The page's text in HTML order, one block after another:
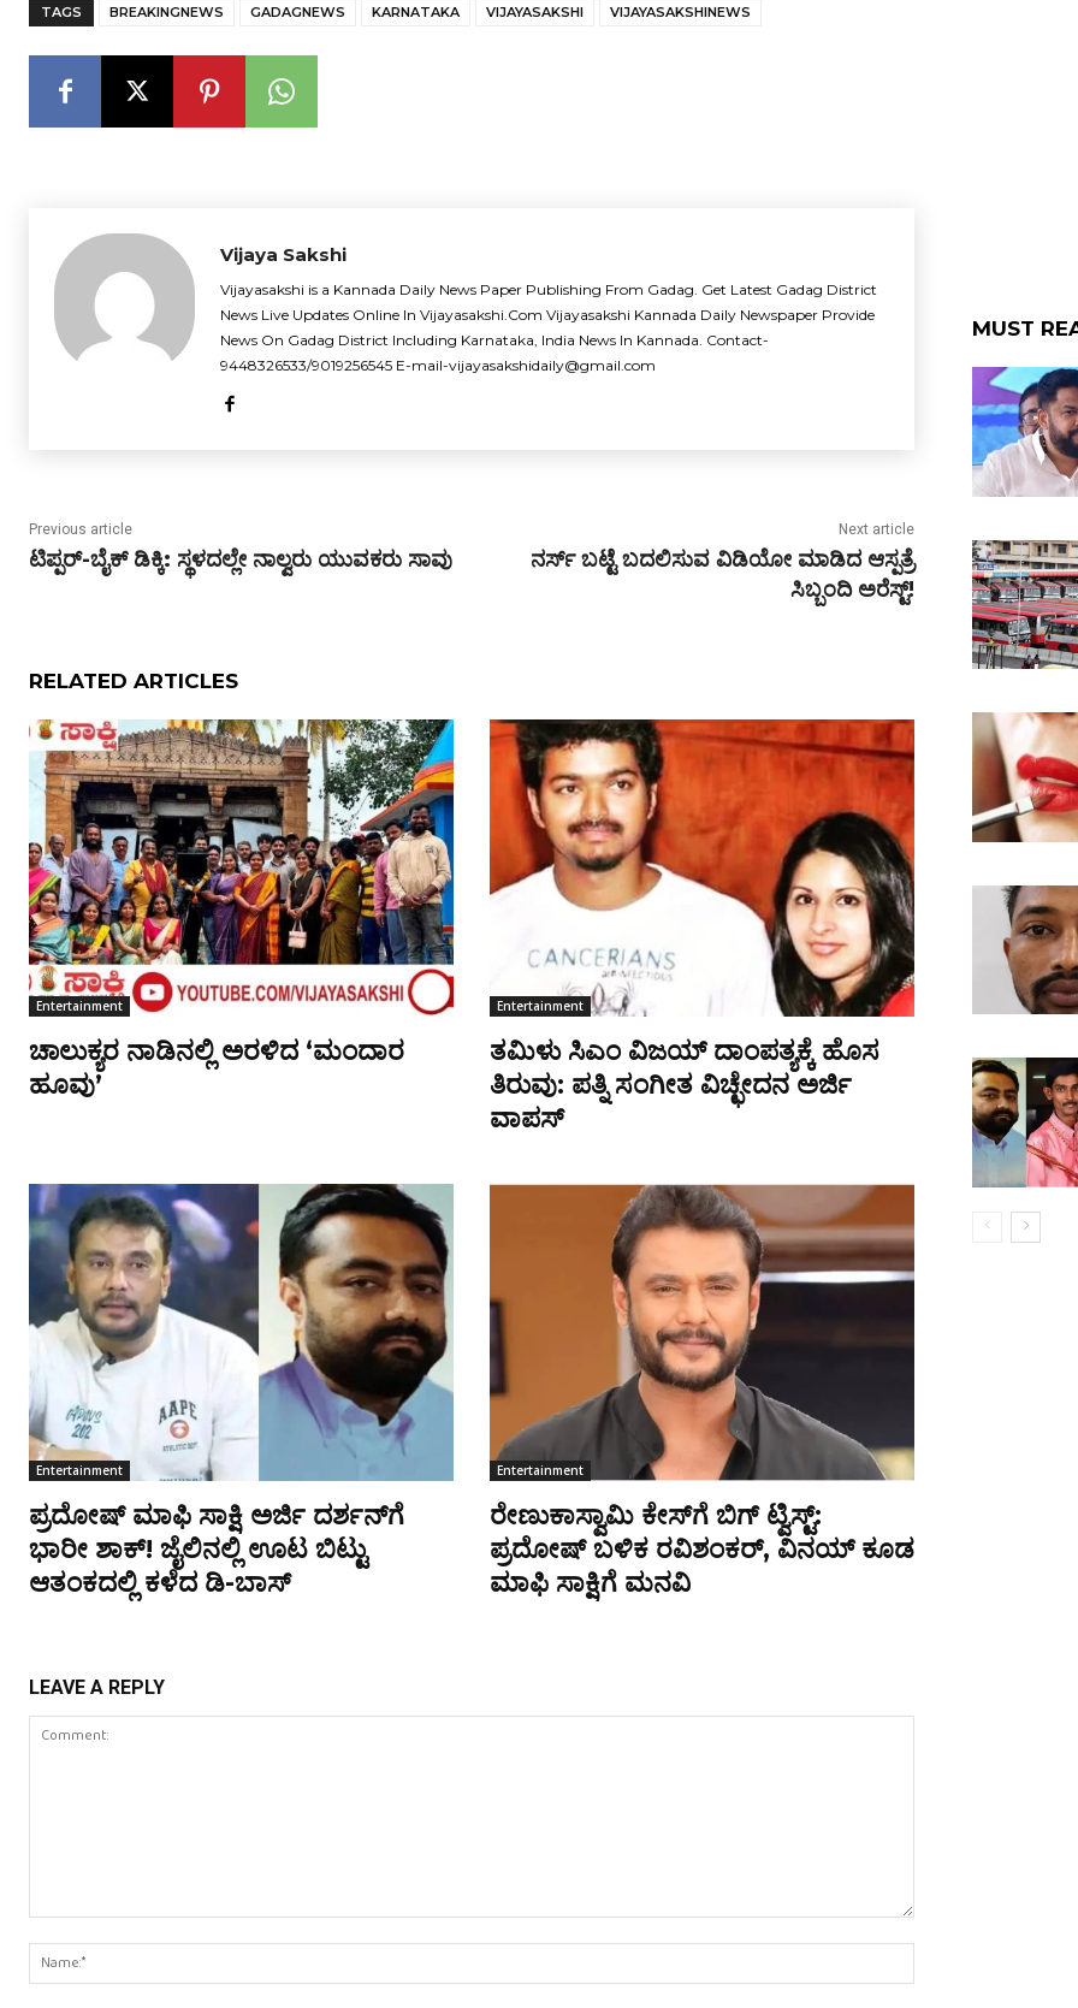
TAGS BREAKINGNEWS GADAGNEWS KARNATAKA VIJAYASAKSHI VIJAYASAKSHINEWS
Vijaya Sakshi
Vijayasakshi is a Kannada Daily News Paper Publishing From Gadag. Get Latest Gadag District
News Live Updates Online In Vijayasakshi.Com Vijayasakshi Kannada Daily Newspaper Provide
News On Gadag District Including Karnataka, India News In Kannada. Contact-
9448326533/9019256545 E-mail-vijayasakshidaily@gmail.com
Previous article
ಟಿಪ್ಪರ್-ಬೈಕ್ ಡಿಕ್ಕಿ: ಸ್ಥಳದಲ್ಲೇ ನಾಲ್ವರು ಯುವಕರು ಸಾವು
Next article
ನರ್ಸ್ ಬಟ್ಟೆ ಬದಲಿಸುವ ವಿಡಿಯೋ ಮಾಡಿದ ಆಸ್ಪತ್ರೆ
ಸಿಬ್ಬಂದಿ ಅರೆಸ್ಟ್!
RELATED ARTICLES
Entertainment
ಚಾಲುಕ್ಯರ ನಾಡಿನಲ್ಲಿ ಅರಳಿದ ‘ಮಂದಾರ
ಹೂವು’
Entertainment
ತಮಿಳು ಸಿಎಂ ವಿಜಯ್ ದಾಂಪತ್ಯಕ್ಕೆ ಹೊಸ
ತಿರುವು: ಪತ್ನಿ ಸಂಗೀತ ವಿಚ್ಛೇದನ ಅರ್ಜಿ
ವಾಪಸ್
Entertainment
ಪ್ರದೋಷ್ ಮಾಫಿ ಸಾಕ್ಷಿ ಅರ್ಜಿ ದರ್ಶನ್‌ಗೆ
ಭಾರೀ ಶಾಕ್! ಜೈಲಿನಲ್ಲಿ ಊಟ ಬಿಟ್ಟು
ಆತಂಕದಲ್ಲಿ ಕಳೆದ ಡಿ-ಬಾಸ್
Entertainment
ರೇಣುಕಾಸ್ವಾಮಿ ಕೇಸ್‌ಗೆ ಬಿಗ್ ಟ್ವಿಸ್ಟ್:
ಪ್ರದೋಷ್ ಬಳಿಕ ರವಿಶಂಕರ್, ವಿನಯ್ ಕೂಡ
ಮಾಫಿ ಸಾಕ್ಷಿಗೆ ಮನವಿ
LEAVE A REPLY
Comment:
Name:*
MUST